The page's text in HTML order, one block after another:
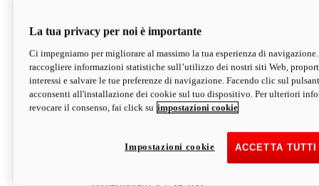
V2 SP
Hypermotard V2 SP
120,4 CVPotenza
94 NmCoppia
177 kgPeso in ordine di marcia
senza carburante
Depotenziata 35 kW: 18.890 € i
configura scopri di più
La tua privacy per noi è importante
Ci impegniamo per migliorare al massimo la tua esperienza di
raccogliere informazioni statistiche sull’utilizzo dei nostri siti Web,
interessi e salvare le tue preferenze di navigazione. Facendo clic sul
acconsenti all'installazione dei cookie sul tuo dispositivo. Per ulteriori
revocare il consenso, fai click su impostazioni cookie
ACCETTA
Impostazioni cookie